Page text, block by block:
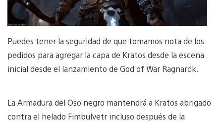
Puedes tener la seguridad de que tomamos nota de los
pedidos para agregar la capa de Kratos desde la escena
inicial desde el lanzamiento de God of War Ragnarök.
La Armadura del Oso negro mantendrá a Kratos abrigado
contra el helado Fimbulvetr incluso después de la